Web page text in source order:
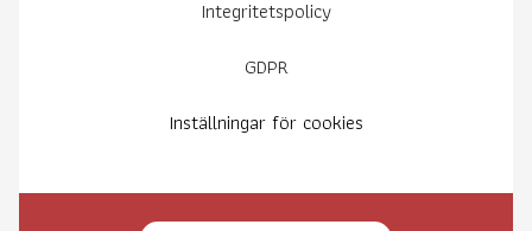
Integritetspolicy
GDPR
Inställningar för cookies